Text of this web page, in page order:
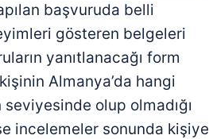
başvuruda belli
gösteren belgeleri
yanıtlanacağı form
Almanya’da hangi
olup olmadığı
incelemeler sonunda kişiye